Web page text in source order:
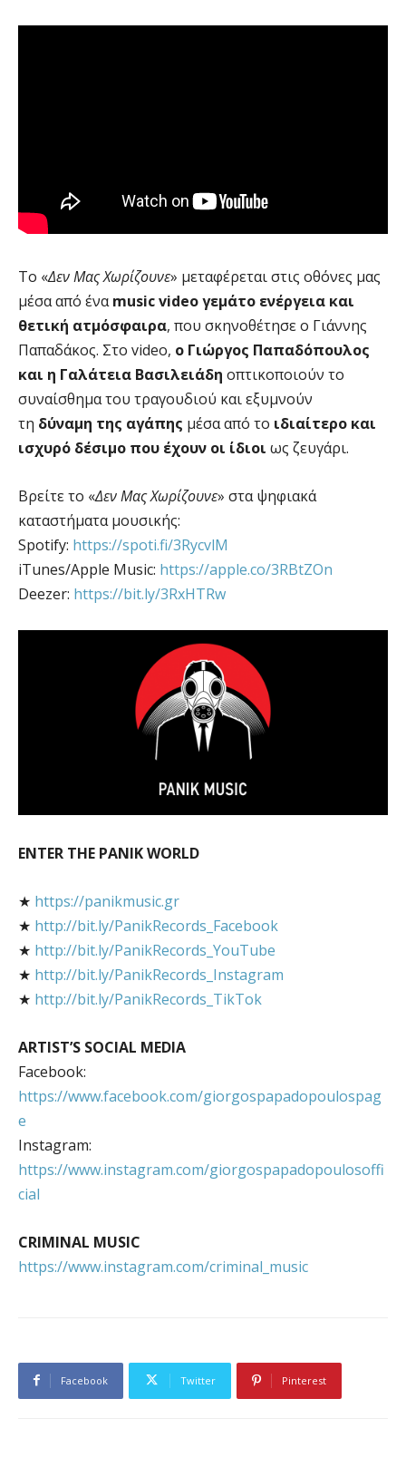
Το «Δεν Μας Χωρίζουνε» μεταφέρεται στις οθόνες μας
μέσα από έναmusic video γεμάτο ενέργεια και
θετική ατμόσφαιρα, που σκηνοθέτησε ο Γιάννης
Παπαδάκος. Στο video, ο Γιώργος Παπαδόπουλος
και η Γαλάτεια Βασιλειάδη οπτικοποιούν το
συναίσθημα του τραγουδιού και εξυμνούν
τη δύναμη της αγάπης μέσα από το ιδιαίτερο και
ισχυρό δέσιμο που έχουν οι ίδιοι ως ζευγάρι.
Βρείτε το «Δεν Μας Χωρίζουνε» στα ψηφιακά
καταστήματα μουσικής:
Spotify: https://spoti.fi/3RycvlM
iTunes/Apple Music: https://apple.co/3RBtZOn
Deezer: https://bit.ly/3RxHTRw
ENTER THE PANIK WORLD
★ https://panikmusic.gr
★ http://bit.ly/PanikRecords_Facebook
★ http://bit.ly/PanikRecords_YouTube
★ http://bit.ly/PanikRecords_Instagram
★ http://bit.ly/PanikRecords_TikTok
ARTIST’S SOCIAL MEDIA
Facebook:
https://www.facebook.com/giorgospapadopoulospag
e
Instagram:
https://www.instagram.com/giorgospapadopoulosoffi
cial
CRIMINAL MUSIC
https://www.instagram.com/criminal_music
Facebook Twitter Pinterest